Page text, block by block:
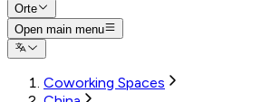
Orte
Open main menu
Coworking Spaces